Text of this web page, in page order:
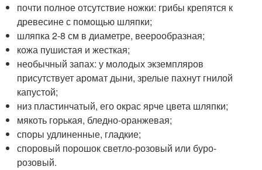
почти полное отсутствие ножки: грибы крепятся к
древесине с помощью шляпки;
шляпка 2-8 см в диаметре, веерообразная;
кожа пушистая и жесткая;
необычный запах: у молодых экземпляров
присутствует аромат дыни, зрелые пахнут гнилой
капустой;
низ пластинчатый, его окрас ярче цвета шляпки;
мякоть горькая, бледно-оранжевая;
споры удлиненные, гладкие;
споровый порошок светло-розовый или буро-
розовый.